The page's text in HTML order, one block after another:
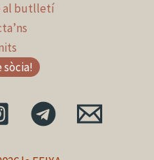
al butlletí
sòcia!